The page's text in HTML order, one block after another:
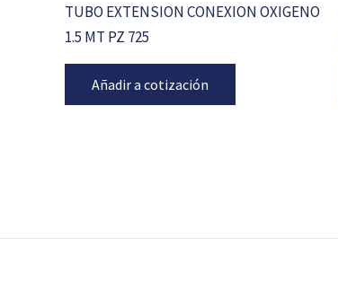
TUBO EXTENSION CONEXION OXIGENO
1.5 MT PZ 725
Añadir a cotización